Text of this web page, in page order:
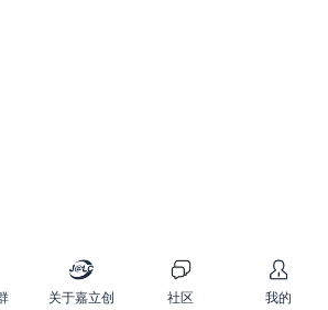
关于嘉立创 社区 我的